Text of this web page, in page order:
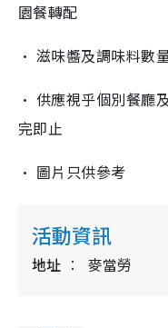
園餐轉配
• 滋味醬及調味料數
• 供應視乎個別餐廳
完即止
• 圖片只供參考
活動資訊
地址 麥當勞